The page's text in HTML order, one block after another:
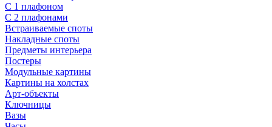
С 1 плафоном
С 2 плафонами
Встраиваемые споты
Накладные споты
Предметы интерьера
Постеры
Модульные картины
Картины на холстах
Арт-объекты
Ключницы
Вазы